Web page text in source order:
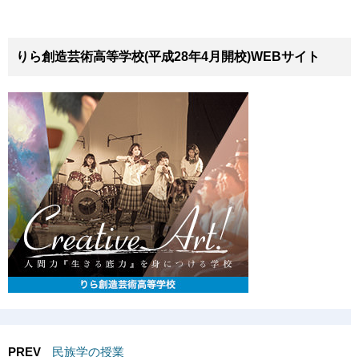
りら創造芸術高等学校(平成28年4月開校)WEBサイト
PREV
民族学の授業